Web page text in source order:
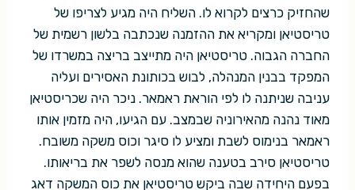
שהחזיק כרצים לקרוא לו. השליח היה מגיע לצריפו של
טריסטיאן ומקריא את ההזמנה שנכתבה בלשון רשמית של
החברה הגבוה. טריסטיאן היה מתייצב בריצה במשרדו של
המפקד בבנין המנהלה, לבוש בכותונת האסירים ועליה
עניבה שניתנה לו לפי הוראת ראמאר. ניכר היה שכריסטיאן
מאוד נהנה מהאירוניה שבמצב. עם הגיעו, היה מזמין אותו
ראמאר בנימוס לשבת ומציע לו סיגר וכוס משקה משובח.
טריסטיאן סירב בטענה שהוא מנסה לשפר את בריאותו.
בפעם היחידה שבה ביקש טריסטיאן את כוס המשקה דאג